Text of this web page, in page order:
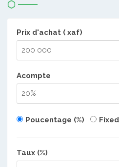
Prix d'achat ( xaf)
Acompte
Poucentage (%)
Taux (%)